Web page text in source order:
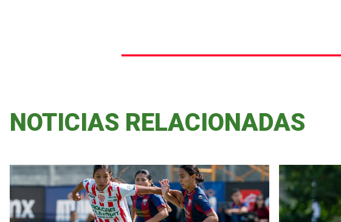
NOTICIAS RELACIONADAS